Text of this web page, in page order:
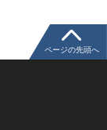
ページの先頭へ